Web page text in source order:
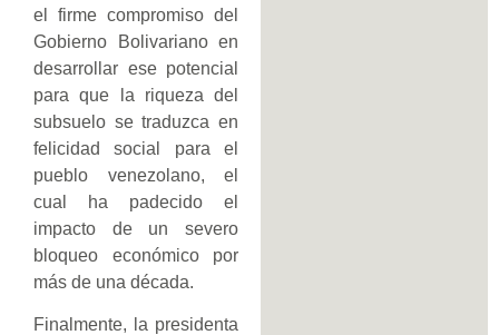
el firme compromiso del
Gobierno Bolivariano en
desarrollar ese potencial
para que la riqueza del
subsuelo se traduzca en
felicidad social para el
pueblo venezolano, el
cual ha padecido el
impacto de un severo
bloqueo económico por
más de una década.
Finalmente, la presidenta